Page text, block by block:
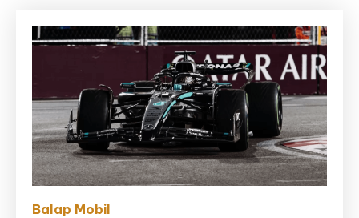
Balap Mobil